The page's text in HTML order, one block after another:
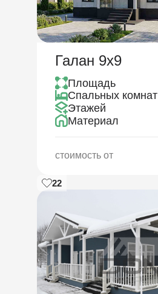
Галан 9х9
Площадь
Спальных комнат
Этажей
Материал
стоимость от
22